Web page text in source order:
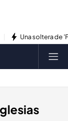
Una soltera de